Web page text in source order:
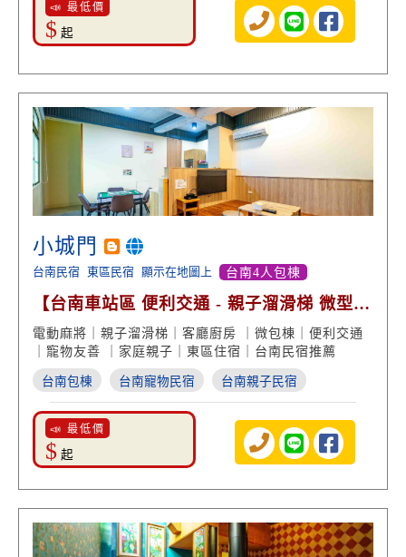
📣 最低價
$ 起
小城門
台南民宿 東區民宿 顯示在地圖上 台南4人包棟
【台南車站區 便利交通 - 親子溜滑梯 微型包
棟 寵物友善】
電動麻將｜親子溜滑梯｜客廳廚房 ｜微包棟｜便利交通
｜寵物友善 ｜家庭親子｜東區住宿｜台南民宿推薦
台南包棟 台南寵物民宿 台南親子民宿
📣 最低價
$ 起